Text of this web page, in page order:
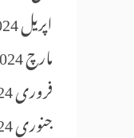
اپریل 2024
مارچ 2024
فروری 2024
جنوری 2024